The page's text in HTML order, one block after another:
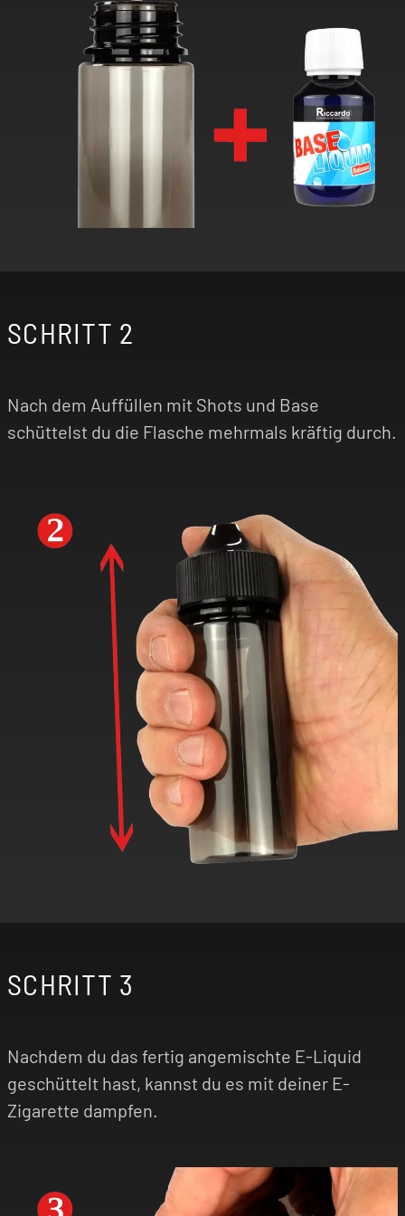
SCHRITT 2
Nach dem Auffüllen mit Shots und Base
schüttelst du die Flasche mehrmals kräftig durch.
SCHRITT 3
Nachdem du das fertig angemischte E-Liquid
geschüttelt hast, kannst du es mit deiner E-
Zigarette dampfen.